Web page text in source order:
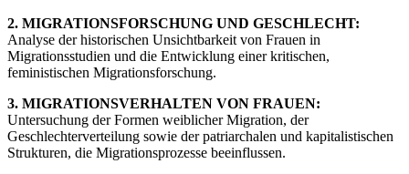
2. MIGRATIONSFORSCHUNG UND GESCHLECHT:
Analyse der historischen Unsichtbarkeit von Frauen in
Migrationsstudien und die Entwicklung einer kritischen,
feministischen Migrationsforschung.
3. MIGRATIONSVERHALTEN VON FRAUEN:
Untersuchung der Formen weiblicher Migration, der
Geschlechterverteilung sowie der patriarchalen und kapitalistischen
Strukturen, die Migrationsprozesse beeinflussen.